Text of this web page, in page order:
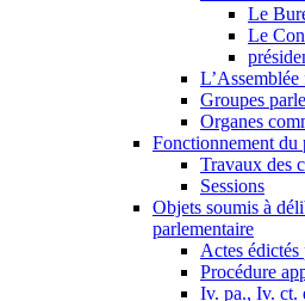
Le
Le
Groupes
Organes
Fonctionnement du
Travaux des
Sessions
Objets soumis à
parlementaire
Actes édictés
Procédure
Iv. pa., Iv. ct.